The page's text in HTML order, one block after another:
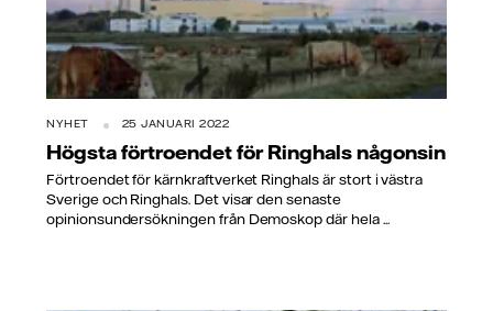
NYHET 25 JANUARI 2022
Högsta förtroendet för Ringhals någonsin
Förtroendet för kärnkraftverket Ringhals är stort i västra
Sverige och Ringhals. Det visar den senaste
opinionsundersökningen från Demoskop där hela ...